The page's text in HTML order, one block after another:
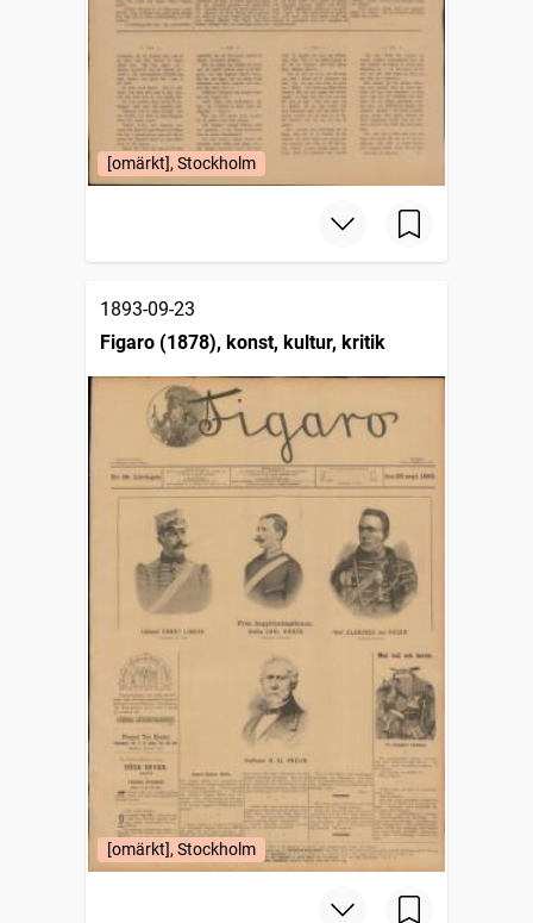
[omärkt], Stockholm
1893-09-23
Figaro (1878), konst, kultur, kritik
[omärkt], Stockholm